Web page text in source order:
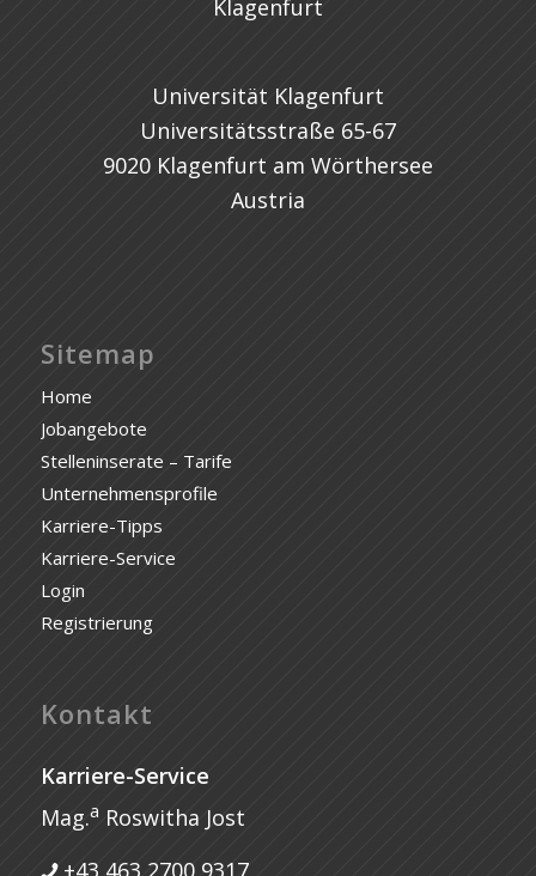
Universität Klagenfurt
Universitätsstraße 65-67
9020 Klagenfurt am Wörthersee
Austria
Sitemap
Home
Jobangebote
Stelleninserate – Tarife
Unternehmensprofile
Karriere-Tipps
Karriere-Service
Login
Registrierung
Kontakt
Karriere-Service
Mag.a Roswitha Jost